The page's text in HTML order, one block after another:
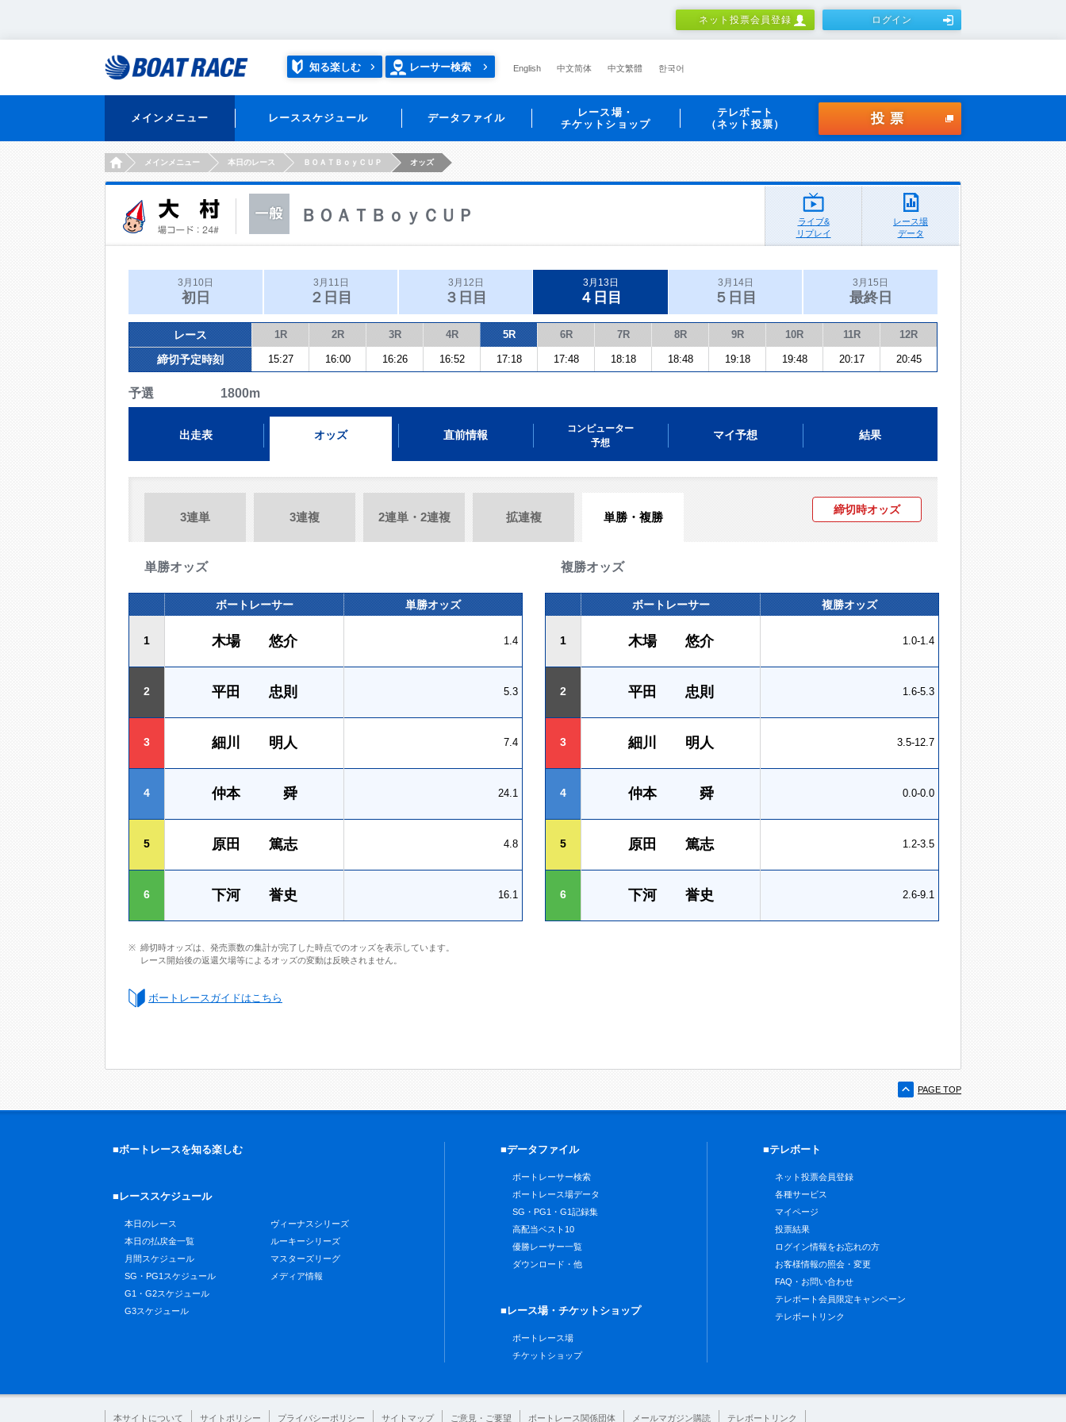
ネット投票会員登録 ログイン
知る楽しむ レーサー検索 English 中文简体 中文繁體 한국어
メインメニュー レーススケジュール データファイル
レース場・
チケットショップ
テレボート
（ネット投票）
投票
HOMEメインメニュー 本日のレース ＢＯＡＴＢｏｙＣＵＰ オッズ
ＢＯＡＴＢｏｙＣＵＰ
ライブ&
リプレイ
レース場
データ
3月10日
初日
3月11日
２日目
3月12日
３日目
3月13日
４日目
3月14日
５日目
3月15日
最終日
レース 1R 2R 3R 4R 5R 6R 7R 8R 9R 10R 11R 12R
締切予定時刻 15:27 16:00 16:26 16:52 17:18 17:48 18:18 18:48 19:18 19:48 20:17 20:45
予選 1800m
出走表 オッズ 直前情報
コンピューター
予想
マイ予想 結果
3連単 3連複 2連単・2連複 拡連複 単勝・複勝
締切時オッズ
単勝オッズ
ボートレーサー 単勝オッズ
1 木場 悠介 1.4
2 平田 忠則 5.3
3 細川 明人 7.4
4 仲本 舜 24.1
5 原田 篤志 4.8
6 下河 誉史 16.1
複勝オッズ
ボートレーサー 複勝オッズ
1 木場 悠介 1.0-1.4
2 平田 忠則 1.6-5.3
3 細川 明人 3.5-12.7
4 仲本 舜 0.0-0.0
5 原田 篤志 1.2-3.5
6 下河 誉史 2.6-9.1
締切時オッズは、発売票数の集計が完了した時点でのオッズを表示しています。
レース開始後の返還欠場等によるオッズの変動は反映されません。
ボートレースガイドはこちら
PAGE TOP
■ボートレースを知る楽しむ
■レーススケジュール
本日のレース
本日の払戻金一覧
月間スケジュール
SG・PG1スケジュール
G1・G2スケジュール
G3スケジュール
ヴィーナスシリーズ
ルーキーシリーズ
マスターズリーグ
メディア情報
■データファイル
ボートレーサー検索
ボートレース場データ
SG・PG1・G1記録集
高配当ベスト10
優勝レーサー一覧
ダウンロード・他
■レース場・チケットショップ
ボートレース場
チケットショップ
■テレボート
ネット投票会員登録
各種サービス
マイページ
投票結果
ログイン情報をお忘れの方
お客様情報の照会・変更
FAQ・お問い合わせ
テレボート会員限定キャンペーン
テレボートリンク
本サイトについて サイトポリシー プライバシーポリシー サイトマップ ご意見・ご要望 ボートレース関係団体 メールマガジン購読 テレボートリンク